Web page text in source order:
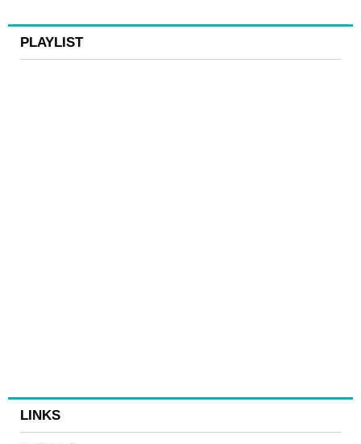
PLAYLIST
LINKS